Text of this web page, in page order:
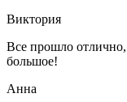
Виктория
Все прошло отлично,
большое!
Анна